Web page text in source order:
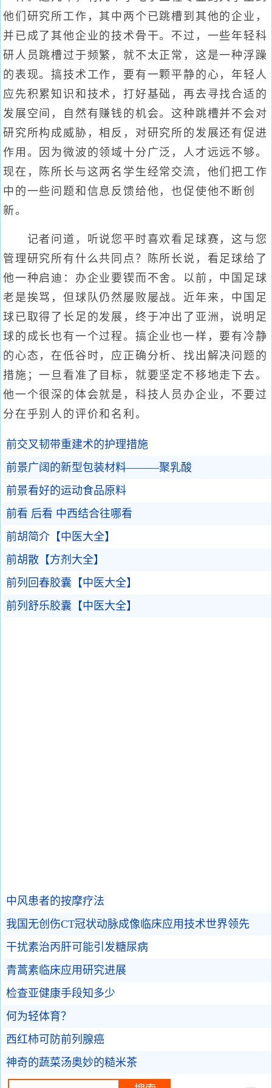
他们研究所工作，其中两个已跳槽到其他的企业，
并已成了其他企业的技术骨干。不过，一些年轻科
研人员跳槽过于频繁，就不太正常，这是一种浮躁
的表现。搞技术工作，要有一颗平静的心，年轻人
应先积累知识和技术，打好基础，再去寻找合适的
发展空间，自然有赚钱的机会。这种跳槽并不会对
研究所构成威胁，相反，对研究所的发展还有促进
作用。因为微波的领域十分广泛，人才远远不够。
现在，陈所长与这两名学生经常交流，他们把工作
中的一些问题和信息反馈给他，也促使他不断创
新。
记者问道，听说您平时喜欢看足球赛，这与您
管理研究所有什么共同点？陈所长说，看足球给了
他一种启迪：办企业要锲而不舍。以前，中国足球
老是挨骂，但球队仍然屡败屡战。近年来，中国足
球已取得了长足的发展，终于冲出了亚洲，说明足
球的成长也有一个过程。搞企业也一样，要有冷静
的心态，在低谷时，应正确分析、找出解决问题的
措施；一旦看准了目标，就要坚定不移地走下去。
他一个很深的体会就是，科技人员办企业，不要过
分在乎别人的评价和名利。
前交叉韧带重建术的护理措施
前景广阔的新型包装材料———聚乳酸
前景看好的运动食品原料
前看 后看 中西结合往哪看
前胡简介【中医大全】
前胡散【方剂大全】
前列回春胶囊【中医大全】
前列舒乐胶囊【中医大全】
中风患者的按摩疗法
我国无创伤CT冠状动脉成像临床应用技术世界领先
干扰素治丙肝可能引发糖尿病
青蒿素临床应用研究进展
检查亚健康手段知多少
何为轻体育？
西红柿可防前列腺癌
神奇的蔬菜汤奥妙的糙米茶